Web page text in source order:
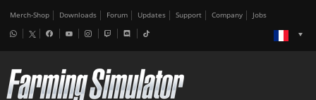
Merch-Shop Downloads Forum Updates Support Company Jobs